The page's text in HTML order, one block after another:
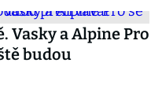
Vasky a Alpine Pro
budou